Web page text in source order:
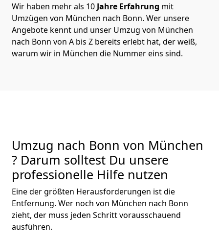
Wir haben mehr als 10 Jahre Erfahrung mit
Umzügen von München nach Bonn. Wer unsere
Angebote kennt und unser Umzug von München
nach Bonn von A bis Z bereits erlebt hat, der weiß,
warum wir in München die Nummer eins sind.
Umzug nach Bonn von München
? Darum solltest Du unsere
professionelle Hilfe nutzen
Eine der größten Herausforderungen ist die
Entfernung. Wer noch von München nach Bonn
zieht, der muss jeden Schritt vorausschauend
ausführen.